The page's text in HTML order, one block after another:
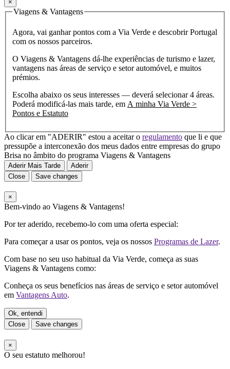
×
Viagens & Vantagens
Agora, vai ganhar pontos com a Via Verde e descobrir Portugal
com os nossos parceiros.
O Viagens & Vantagens dá-lhe experiências de turismo e lazer,
vantagens nas áreas de serviço e setor automóvel, e muitos
prémios.
Escolha abaixo os seus interesses — deverá selecionar 4 áreas.
Poderá modificá-las mais tarde, em A minha Via Verde >
Pontos e Estatuto
Ao clicar em "ADERIR" estou a aceitar o regulamento que li e que
pressupõe a interconexão dos meus dados entre empresas do grupo
Brisa no âmbito do programa Viagens & Vantagens
Aderir Mais Tarde
Aderir
Close
Save changes
×
Bem-vindo ao Viagens & Vantagens!
Por ter aderido, recebemo-lo com uma oferta especial:
Para começar a usar os pontos, veja os nossos Programas de Lazer.
Com base no seu uso habitual da Via Verde, começa as suas
Viagens & Vantagens como:
Conheça os seus benefícios nas áreas de serviço e setor automóvel
em Vantagens Auto.
Ok, entendi
Close
Save changes
×
O seu estatuto melhorou!